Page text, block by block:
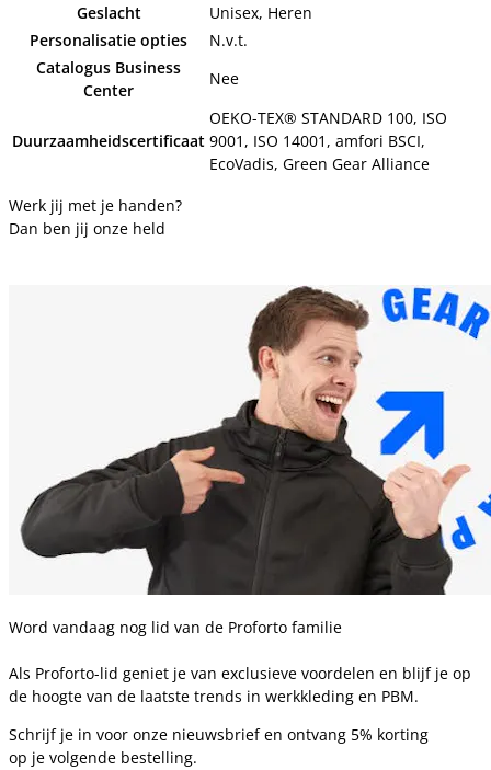
Geslacht
Unisex, Heren
Personalisatie opties
N.v.t.
Catalogus Business
Center
Nee
Duurzaamheidscertificaat
OEKO-TEX® STANDARD 100, ISO
9001, ISO 14001, amfori BSCI,
EcoVadis, Green Gear Alliance
Werk jij met je handen?
Dan ben jij onze held
Word vandaag nog lid van de Proforto familie
Als Proforto-lid geniet je van exclusieve voordelen en blijf je op
de hoogte van de laatste trends in werkkleding en PBM.
Schrijf je in voor onze nieuwsbrief en ontvang 5% korting
op je volgende bestelling.